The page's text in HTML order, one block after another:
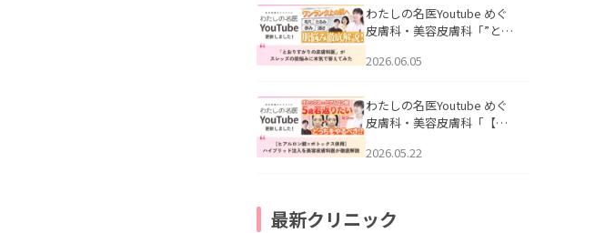
公開いたしました。
わたしの名医Youtube めぐ
皮膚科・美容皮膚科「”とお
ッズの肌悩みに本気で答え
た。
2026.06.05
わたしの名医Youtube めぐ
皮膚科・美容皮膚科「【ヒ
用】ハイブリッド注入を美
2026.05.22
最新クリニック